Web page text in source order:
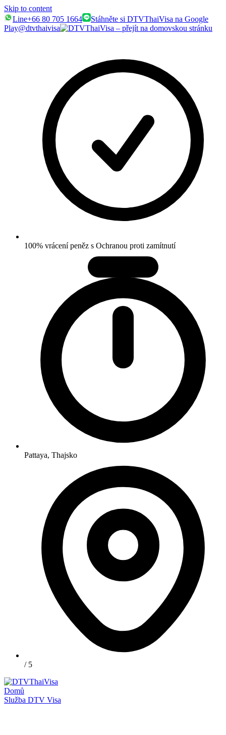
Skip to content
Line+66 80 705 1664
Stáhněte si DTVThaiVisa na Google
Play@dtvthaivisa
100% vrácení peněz s Ochranou proti zamítnutí
Pattaya, Thajsko
/ 5
Domů
Služba DTV Visa